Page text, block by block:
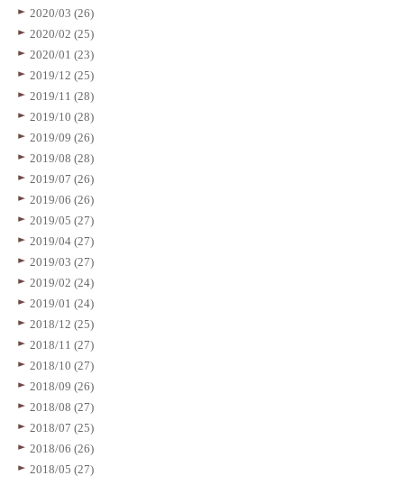
2020/03 (26)
2020/02 (25)
2020/01 (23)
2019/12 (25)
2019/11 (28)
2019/10 (28)
2019/09 (26)
2019/08 (28)
2019/07 (26)
2019/06 (26)
2019/05 (27)
2019/04 (27)
2019/03 (27)
2019/02 (24)
2019/01 (24)
2018/12 (25)
2018/11 (27)
2018/10 (27)
2018/09 (26)
2018/08 (27)
2018/07 (25)
2018/06 (26)
2018/05 (27)